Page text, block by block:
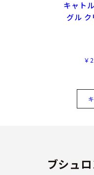
キャト
グル
￥
ブシュ